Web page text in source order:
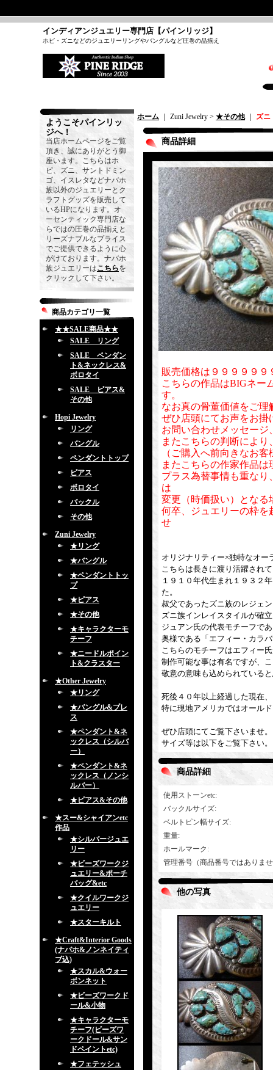
インディアンジュエリー専門店【パインリッジ】
ホピ・ズニなどのジュエリーリングやバングルなど圧巻の品揃え
ようこそパインリッ
ジへ！
当店ホームページをご覧
頂き、誠にありがとう御
座います。こちらはホ
ピ、ズニ、サントドミン
ゴ、イスレタなどナバホ
族以外のジュエリーとク
ラフトグッズを販売して
いるHPになります。オ
ーセンティック専門店な
らではの圧巻の品揃えと
リーズナブルなプライス
でご提供できるように心
がけております。ナバホ
族ジュエリーはこちらを
クリックして下さい。
商品カテゴリ一覧
★★SALE商品★★
SALE リング
SALE ペンダン
ト&ネックレス&
ボロタイ
SALE ピアス&
その他
Hopi Jewelry
リング
バングル
ペンダントトップ
ピアス
ボロタイ
バックル
その他
Zuni Jewelry
★リング
★バングル
★ペンダントトッ
プ
★ピアス
★その他
★キャラクターモ
チーフ
★ニードルポイン
ト&クラスター
★Other Jewelry
★リング
★バングル&ブレ
ス
★ペンダント&ネ
ックレス（シルバ
ー）
★ペンダント&ネ
ックレス（ノンシ
ルバー）
★ピアス&その他
★スー&シャイアンetc
作品
★シルバージュエ
リー
★ビーズワークジ
ュエリー&ポーチ
バッグ&etc
★クイルワークジ
ュエリー
★スターキルト
★Craft&Interior Goods
(ナバホ&ノンネイティ
ブ込)
★スカル&ウォー
ボンネット
★ビーズワークド
ール&小物
★キャラクターモ
チーフ(ビーズワ
ークドール&サン
ドペイントetc)
★フェテッシュ
ホーム ｜ Zuni Jewelry > ★その他｜ ズ
商品詳細
販売価格は９９９９９
こちらの作品はBIGネー
す。
なお真の骨董価値をご
ぜひ店頭にてお声をお掛
お問い合わせメッセー
またこちらの判断によ
（ご購入へ前向きなお
またこちらの作家作品
プラス為替事情も重な
は
変更（時価扱い）となる
何卒、ジュエリーの枠を
せ
オリジナリティー×独特なオ
こちらは長きに渡り活躍され
１９１０年代生まれ１９３２
た。
叔父であったズニ族のレジェ
ズニ族インレイスタイルが確
ジュアン氏の代表モチーフで
奥様である「エフィー・カラ
こちらのモチーフはエフィー
制作可能な事は有名ですが、
敬意の意味も込められている
死後４０年以上経過した現在
特に現地アメリカではオール
ぜひ店頭にてご覧下さいませ。
サイズ等は以下をご覧下さい。
商品詳細
使用ストーンetc:
バックルサイズ:
ベルトピン幅サイズ:
重量:
ホールマーク :
管理番号（商品番号ではありま
他の写真